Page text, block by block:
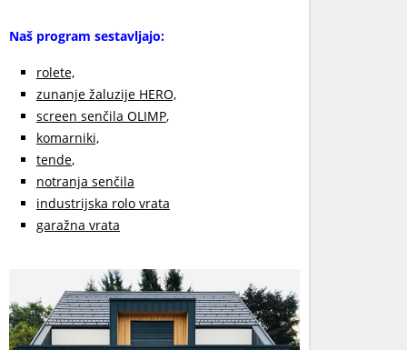
Naš program sestavljajo:
rolete,
zunanje žaluzije HERO,
screen senčila OLIMP,
komarniki,
tende,
notranja senčila
industrijska rolo vrata
garažna vrata